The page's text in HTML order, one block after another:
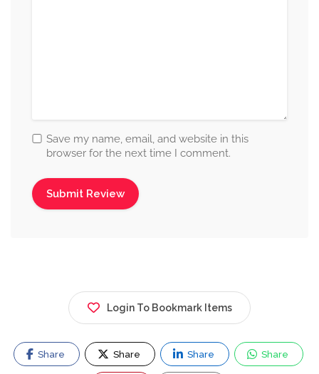
Save my name, email, and website in this
browser for the next time I comment.
Login To Bookmark Items
Share Share Share Share